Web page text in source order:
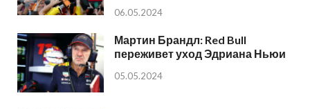
06.05.2024
Мартин Брандл: Red Bull
переживет уход Эдриана Ньюи
05.05.2024